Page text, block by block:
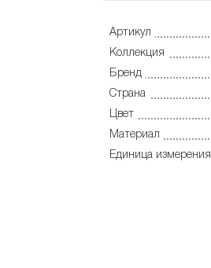
Артикул
Коллекция
Бренд
Страна
Цвет
Материал
Единица измерения